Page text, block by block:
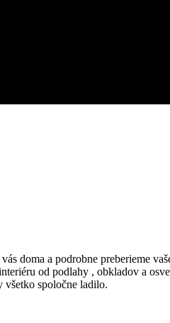
doma a podrobne preberieme
od podlahy , obkladov a
spoločne ladilo.